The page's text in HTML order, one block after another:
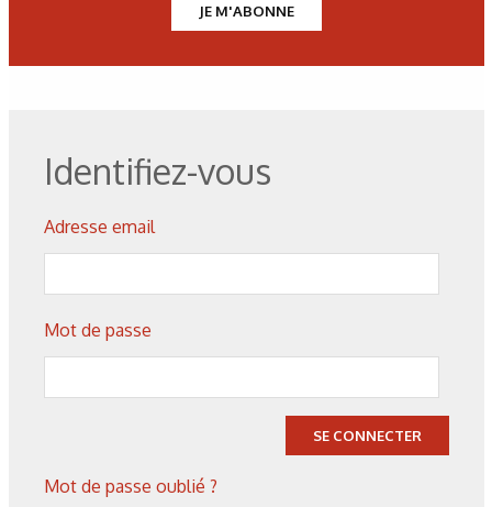
pression de magnésium par le vide est illustré. Grâce au
températures moyennes (autour de 1 000 °C contre plus de
du magnésium par métallothermie sous vide. Le procédé
développé par Péchiney et adopté dans différents sites a
Figure 4 : Solubilité des gaz hydrogène et azote dans le fer
Figure 5 : Un exemple schématique d’installation d’acier
JE M'ABONNE
Identifiez-vous
Adresse email
Mot de passe
SE CONNECTER
Mot de passe oublié ?